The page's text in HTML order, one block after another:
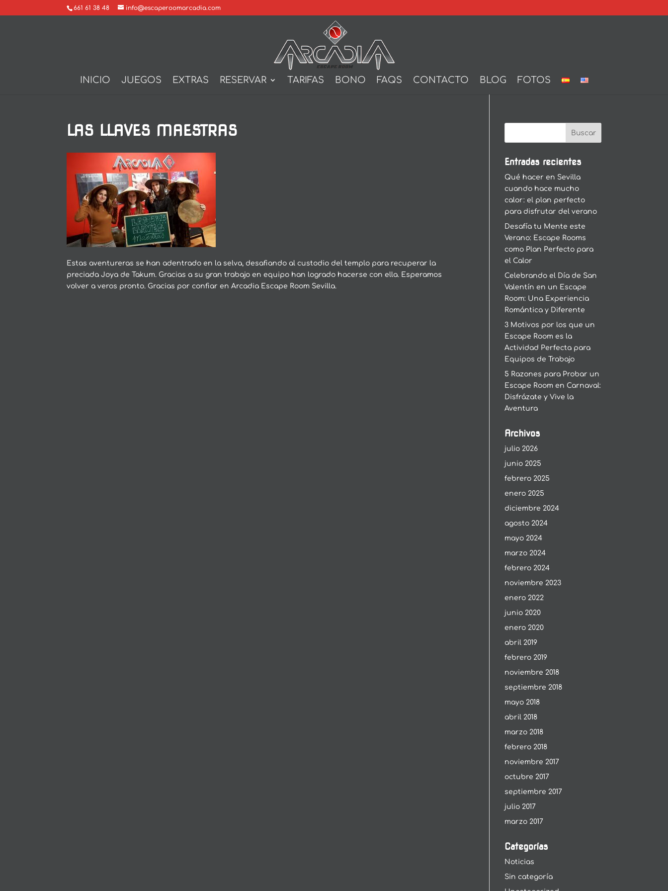
661 61 38 48 info@escaperoomarcadia.com
INICIO JUEGOS EXTRAS RESERVAR TARIFAS BONO FAQS CONTACTO BLOG FOTOS
LAS LLAVES MAESTRAS
Estas aventureras se han adentrado en la selva, desafiando al custodio del templo para recuperar la
preciada Joya de Takum. Gracias a su gran trabajo en equipo han logrado hacerse con ella. Esperamos
volver a veros pronto. Gracias por confiar en Arcadia Escape Room Sevilla.
Entradas recientes
Qué hacer en Sevilla
cuando hace mucho
calor: el plan perfecto
para disfrutar del verano
Desafía tu Mente este
Verano: Escape Rooms
como Plan Perfecto para
el Calor
Celebrando el Día de San
Valentín en un Escape
Room: Una Experiencia
Romántica y Diferente
3 Motivos por los que un
Escape Room es la
Actividad Perfecta para
Equipos de Trabajo
5 Razones para Probar un
Escape Room en Carnaval:
Disfrázate y Vive la
Aventura
Archivos
julio 2026
junio 2025
febrero 2025
enero 2025
diciembre 2024
agosto 2024
mayo 2024
marzo 2024
febrero 2024
noviembre 2023
enero 2022
junio 2020
enero 2020
abril 2019
febrero 2019
noviembre 2018
septiembre 2018
mayo 2018
abril 2018
marzo 2018
febrero 2018
noviembre 2017
octubre 2017
septiembre 2017
julio 2017
marzo 2017
Categorías
Noticias
Sin categoría